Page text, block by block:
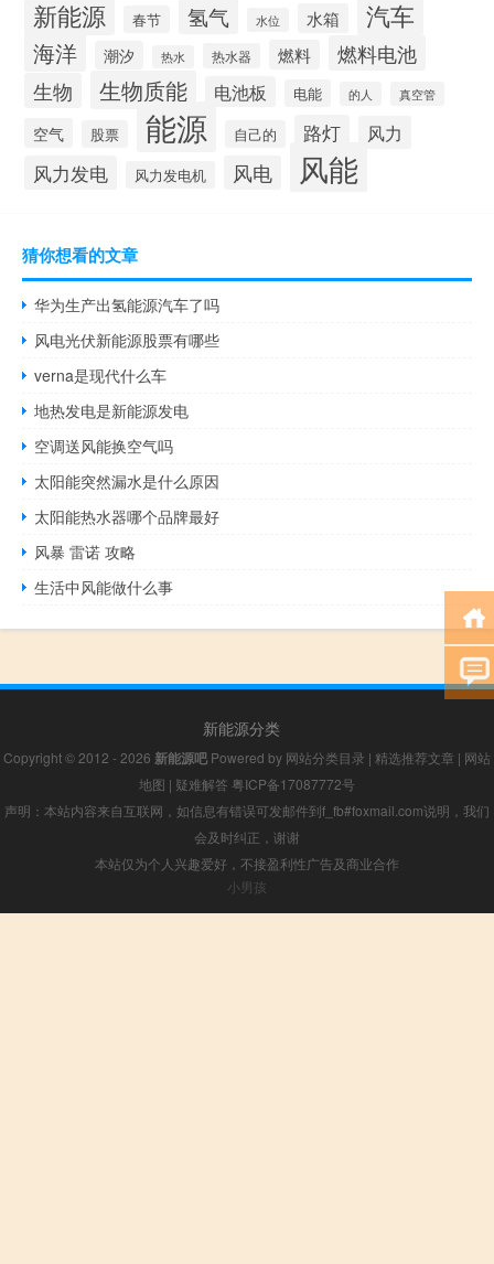
新能源 春节 氢气 水位 水箱 汽车
海洋 潮汐 热水 热水器 燃料
燃料电池
生物
生物质能 电池板 电能 的人 真空管
空气 股票 能源 自己的 路灯 风力
风力发电 风力发电机 风电 风能
猜你想看的文章
华为生产出氢能源汽车了吗
风电光伏新能源股票有哪些
verna是现代什么车
地热发电是新能源发电
空调送风能换空气吗
太阳能突然漏水是什么原因
太阳能热水器哪个品牌最好
风暴 雷诺 攻略
生活中风能做什么事
新能源分类
Copyright © 2012 - 2026 新能源吧 Powered by 网站分类目录 | 精选推荐文章 | 网站
地图 | 疑难解答 粤ICP备17087772号
声明：本站内容来自互联网，如信息有错误可发邮件到f_fb#foxmail.com说明，我们
会及时纠正，谢谢
本站仅为个人兴趣爱好，不接盈利性广告及商业合作
小男孩